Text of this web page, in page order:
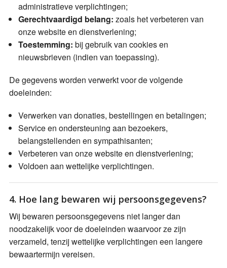
administratieve verplichtingen;
Gerechtvaardigd belang: zoals het verbeteren van
onze website en dienstverlening;
Toestemming: bij gebruik van cookies en
nieuwsbrieven (indien van toepassing).
De gegevens worden verwerkt voor de volgende
doeleinden:
Verwerken van donaties, bestellingen en betalingen;
Service en ondersteuning aan bezoekers,
belangstellenden en sympathisanten;
Verbeteren van onze website en dienstverlening;
Voldoen aan wettelijke verplichtingen.
4. Hoe lang bewaren wij persoonsgegevens?
Wij bewaren persoonsgegevens niet langer dan
noodzakelijk voor de doeleinden waarvoor ze zijn
verzameld, tenzij wettelijke verplichtingen een langere
bewaartermijn vereisen.